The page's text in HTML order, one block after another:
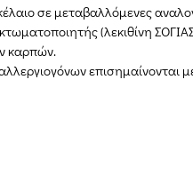
σε μεταβαλλόμενες
(λεκιθίνη
καρπών.